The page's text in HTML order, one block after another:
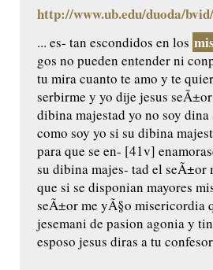
http://www.ub.edu/duoda/
... es- tan escondidos en los
gos no pueden entender ni
tu mira cuanto te amo y te
serbirme y yo dije jesus
dibina majestad yo no soy
como soy yo si su dibina
para que se en- [41v]
su dibina majes- tad el seÃ±or
que si se disponian mayores
seÃ±or me yÃ§o misericordia
jesemani de pasion agonia y
esposo jesus diras a tu